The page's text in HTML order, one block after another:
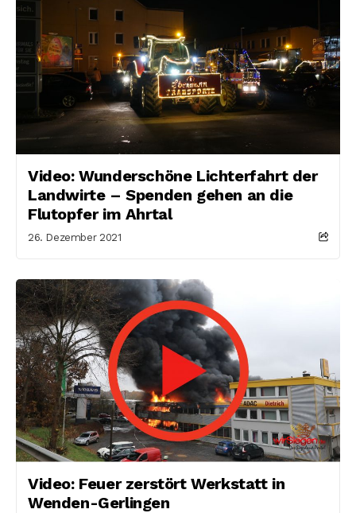
Video: Wunderschöne Lichterfahrt der
Landwirte – Spenden gehen an die
Flutopfer im Ahrtal
26. Dezember 2021
Video: Feuer zerstört Werkstatt in
Wenden-Gerlingen